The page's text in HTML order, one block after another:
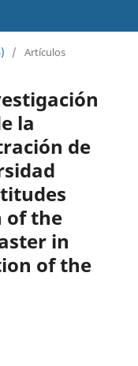
/ Artículos
la
de
of the
in
of the